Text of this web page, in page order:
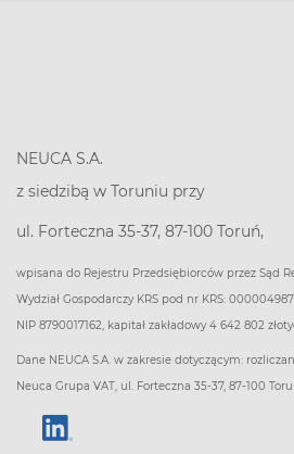
NEUCA S.A.
z siedzibą w Toruniu przy
ul. Forteczna 35-37, 87-100 Toruń,
wpisana do Rejestru Przedsiębiorców przez Sąd
Wydział Gospodarczy KRS pod nr KRS:
NIP 8790017162, kapitał zakładowy 4 642 802
Dane NEUCA S.A. w zakresie dotyczącym:
Neuca Grupa VAT, ul. Forteczna 35-37, 87-100